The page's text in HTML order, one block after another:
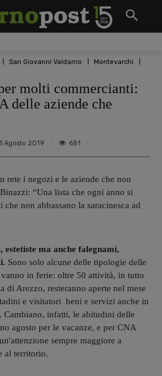
San Giovanni Valdarno
Montevarchi
molti commercianti:
delle aziende che
Agosto 2019 681
rete i negozi e le aziende che non
“Una lista che ogni anno si
non abbassano la saracinesca ad
ma anche falegnami,
Sono solo alcune delle tipologie delle
in ferie: oltre 50 attività, in tutto
Arezzo, resteranno aperte nel mese
e visitatori beni e servizi anche in
Cambiano, infatti, le abitudini delle
agosto per le vacanze, e per CNA
sempre maggiore a
al territorio.